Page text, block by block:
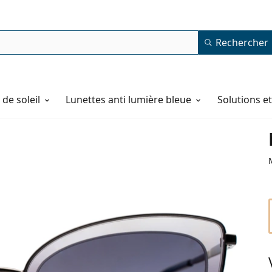
Rechercher
soleil Lunettes anti lumière bleue Solutions